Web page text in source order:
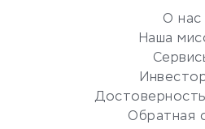
документооборот
Юридические компании
О нас
Наша
Обратная